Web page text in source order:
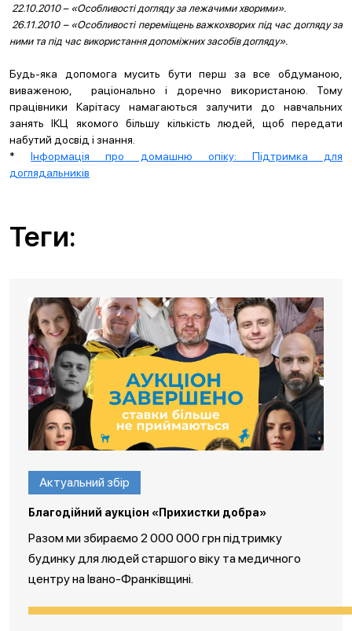
22.10.2010 – «Особливості догляду за лежачими хворими».
26.11.2010 – «Особливості переміщень важкохворих під час догляду за
ними та під час використання допоміжних засобів догляду».
Будь-яка допомога мусить бути перш за все обдуманою,
виваженою, раціонально і доречно використаною. Тому
працівники Карітасу намагаються залучити до навчальних
занять ІКЦ якомого більшу кількість людей, щоб передати
набутий досвід і знання.
*Інформація про домашню опіку: Підтримка для
доглядальників
Теги:
Актуальний збір
Благодійний аукціон «Прихистки добра»
Разом ми збираємо 2 000 000 грн підтримку
будинку для людей старшого віку та медичного
центру на Івано-Франківщині.